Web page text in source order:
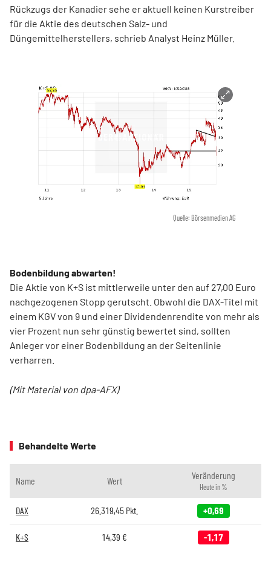
Rückzugs der Kanadier sehe er aktuell keinen Kurstreiber
für die Aktie des deutschen Salz- und
Düngemittelherstellers, schrieb Analyst Heinz Müller.
Quelle: Börsenmedien AG
Bodenbildung abwarten!
Die Aktie von K+S ist mittlerweile unter den auf 27,00 Euro
nachgezogenen Stopp gerutscht. Obwohl die DAX-Titel mit
einem KGV von 9 und einer Dividendenrendite von mehr als
vier Prozent nun sehr günstig bewertet sind, sollten
Anleger vor einer Bodenbildung an der Seitenlinie
verharren.
(Mit Material von dpa-AFX)
Behandelte Werte
Name Wert Veränderung
Heute in %
DAX 26.319,45 Pkt. +0,69
K+S 14,39 € -1,17